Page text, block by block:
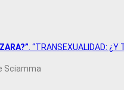
. “TRANSEXUALIDAD: ¿Y
Sciamma